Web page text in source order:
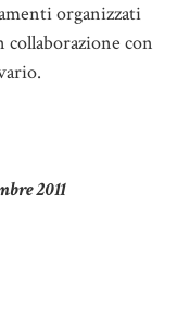
organizzati
con
2011